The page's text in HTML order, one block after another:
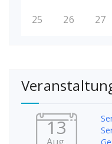
25 26 27
13